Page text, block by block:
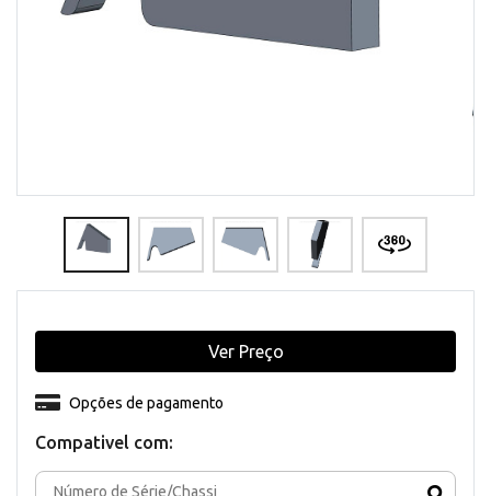
Compativel com:
Opções de pagamento
Ver Preço